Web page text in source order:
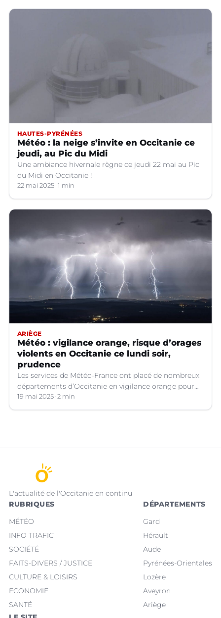
HAUTES-PYRÉNÉES
Météo : la neige s’invite en Occitanie ce
jeudi, au Pic du Midi
Une ambiance hivernale règne ce jeudi 22 mai au Pic
du Midi en Occitanie !
22 mai 2025 1 min
ARIÈGE
Météo : vigilance orange, risque d’orages
violents en Occitanie ce lundi soir,
prudence
Les services de Météo-France ont placé de nombreux
départements d’Occitanie en vigilance orange pour
les orages violents.
19 mai 2025 2 min
L'actualité de l'Occitanie en continu
RUBRIQUES
MÉTÉO
INFO TRAFIC
SOCIÉTÉ
FAITS-DIVERS / JUSTICE
CULTURE & LOISIRS
ECONOMIE
SANTÉ
DÉPARTEMENTS
Gard
Hérault
Aude
Pyrénées-Orientales
Lozère
Aveyron
Ariège